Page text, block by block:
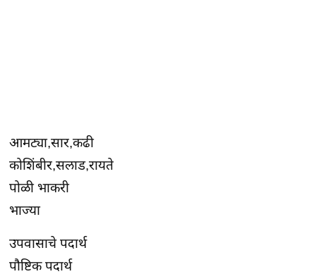
आमट्या,सार,कढी
कोशिंबीर,सलाड,रायते
पोळी भाकरी
भाज्या
उपवासाचे पदार्थ
पौष्टिक पदार्थ